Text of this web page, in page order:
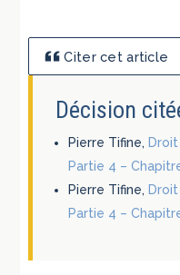
Citer cet article
Décision
Pierre Tifine,
Partie 4 –
Pierre Tifine,
Partie 4 –